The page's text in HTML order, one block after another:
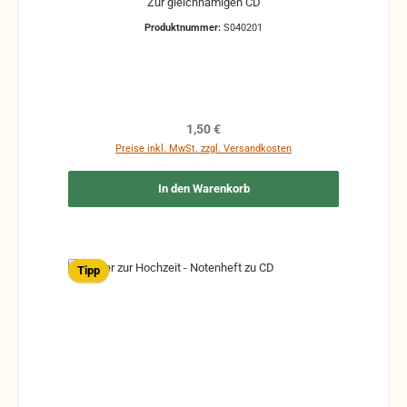
Produktnummer: S040201
Regulärer Preis:
1,50 €
Preise inkl. MwSt. zzgl. Versandkosten
In den Warenkorb
Tipp